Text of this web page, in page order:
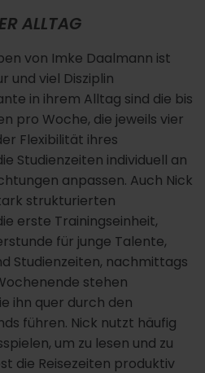
ALLTAG
von Imke Daalmann ist
und viel Disziplin
in ihrem Alltag sind die bis
pro Woche, die jeweils vier
Flexibilität ihres
Studienzeiten individuell an
anpassen. Auch Nick
strukturierten
erste Trainingseinheit,
für junge Talente,
Studienzeiten, nachmittags
stehen
ihn quer durch den
führen. Nick nutzt häufig
um zu lesen und zu
die Reisezeiten produktiv